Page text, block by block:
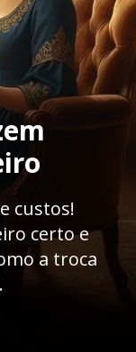
custos!
certo e
a troca